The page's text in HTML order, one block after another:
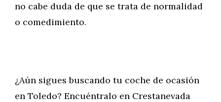
no cabe duda de que se trata de normalidad
o comedimiento.
¿Aún sigues buscando tu coche de ocasión
en Toledo? Encuéntralo en Crestanevada